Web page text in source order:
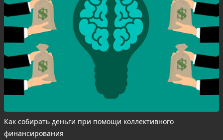
Как собирать деньги при помощи коллективного
финансирования